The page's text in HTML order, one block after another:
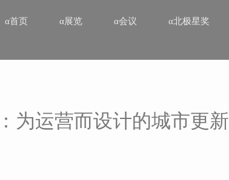
α首页 α展览 α会议 α北极星奖
为运营而设计的城市更新